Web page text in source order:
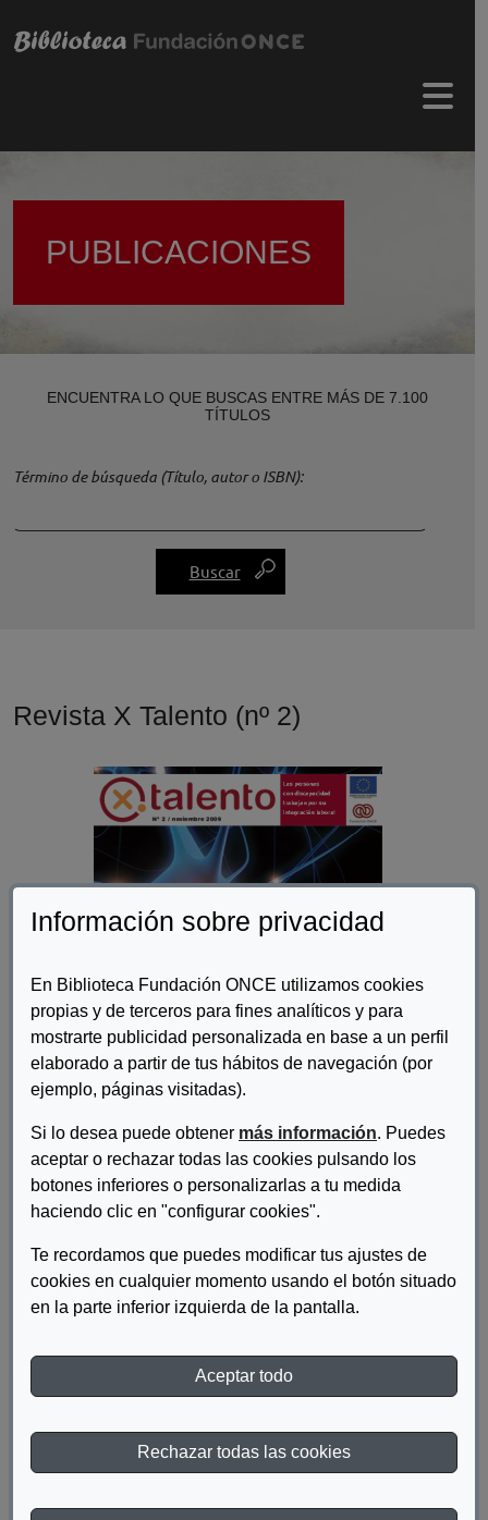
Información sobre privacidad
En Biblioteca Fundación ONCE utilizamos cookies
propias y de terceros para fines analíticos y para
mostrarte publicidad personalizada en base a un perfil
elaborado a partir de tus hábitos de navegación (por
ejemplo, páginas visitadas).
Si lo desea puede obtener más información. Puedes
aceptar o rechazar todas las cookies pulsando los
botones inferiores o personalizarlas a tu medida
haciendo clic en "configurar cookies".
Te recordamos que puedes modificar tus ajustes de
cookies en cualquier momento usando el botón situado
en la parte inferior izquierda de la pantalla.
Aceptar todo
Rechazar todas las cookies
PUBLICACIONES
ENCUENTRA LO QUE BUSCAS ENTRE MÁS DE 7.100
TÍTULOS
Término de búsqueda (Título, autor o ISBN)
Revista X Talento (nº 2)
Autor/es:
Descripcion:
Revista X Talento (Noviembre 2009).
DESCARGAR REVISTA X TALENTO (Nº 2)
Materia:Discapacidad
Año de publicación:2009